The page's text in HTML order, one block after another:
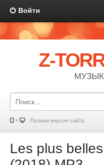
Войти
Z-
Полная версия сайта
Les plus